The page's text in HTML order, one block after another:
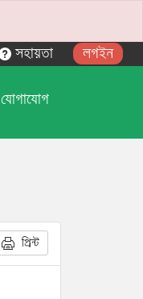
সহায়তা লগইন
যোগাযোগ
প্রিন্ট